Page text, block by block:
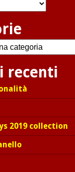
recenti
2019 collection